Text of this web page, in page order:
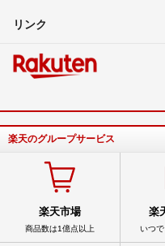
リンク
楽天のグループサービス
楽天市場
商品数は1億点以上
楽
いつ